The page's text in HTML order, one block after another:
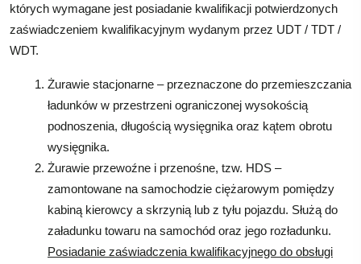
których wymagane jest posiadanie kwalifikacji potwierdzonych
zaświadczeniem kwalifikacyjnym wydanym przez UDT / TDT /
WDT.
Żurawie stacjonarne – przeznaczone do przemieszczania
ładunków w przestrzeni ograniczonej wysokością
podnoszenia, długością wysięgnika oraz kątem obrotu
wysięgnika.
Żurawie przewoźne i przenośne, tzw. HDS –
zamontowane na samochodzie ciężarowym pomiędzy
kabiną kierowcy a skrzynią lub z tyłu pojazdu. Służą do
załadunku towaru na samochód oraz jego rozładunku.
Posiadanie zaświadczenia kwalifikacyjnego do obsługi